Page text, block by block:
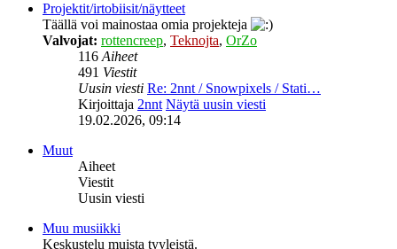
Projektit/irtobiisit/näytteet
Täällä voi mainostaa omia projekteja
Valvojat: rottencreep, Teknojta, OrZo
116Aiheet
491 Viestit
Uusin viesti Re: 2nnt / Snowpixels / Stati…
Kirjoittaja 2nnt Näytä uusin viesti
19.02.2026, 09:14
Muut
Aiheet
Viestit
Uusin viesti
Muu musiikki
Keskustelu muista tyyleistä.